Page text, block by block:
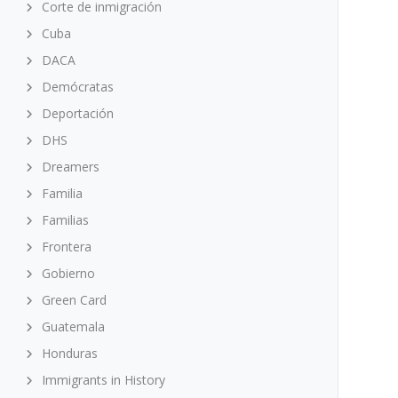
Corte de inmigración
Cuba
DACA
Demócratas
Deportación
DHS
Dreamers
Familia
Familias
Frontera
Gobierno
Green Card
Guatemala
Honduras
Immigrants in History